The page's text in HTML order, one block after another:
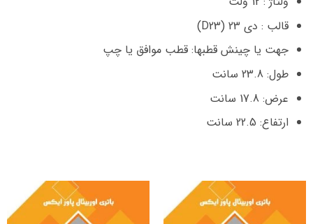
قالب : دی 23 (D23)
جهت یا چینش قطبها: قطب موافق یا چپ
طول: 23.8 سانت
عرض: 17.8 سانت
ارتفاع: 22.5 سانت